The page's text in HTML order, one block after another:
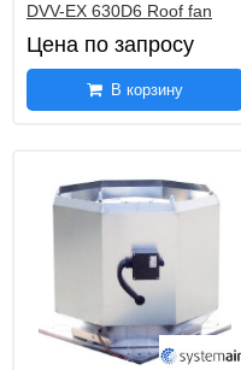
DVV-EX 630D6 Roof fan
Цена по запросу
В корзину